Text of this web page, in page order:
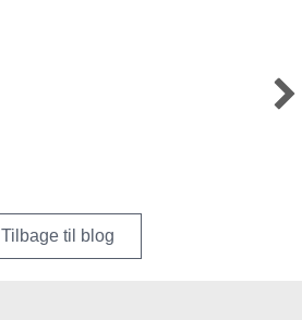
Tilbage til blog